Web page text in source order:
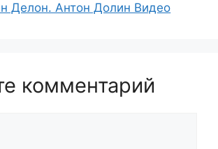
Делон. Антон Долин Видео
комментарий